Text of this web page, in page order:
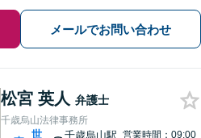
メールでお問い合わせ
松宮 英人 弁護士
千歳烏山法律事務所
世
千歳烏山駅 営業時間：09:00